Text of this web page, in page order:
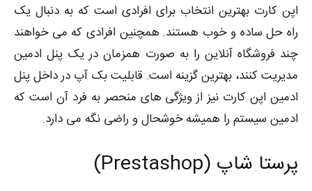
اپن کارت بهترین انتخاب برای افرادی است که به دنبال یک
راه حل ساده و خوب هستند. همچنین افرادی که می خواهند
چند فروشگاه آنلاین را به صورت همزمان در یک پنل ادمین
مدیریت کنند، بهترین گزینه است. قابلیت بک آپ در داخل پنل
ادمین اپن کارت نیز از ویژگی های منحصر به فرد آن است که
ادمین سیستم را همیشه خوشحال و راضی نگه می دارد.
پرستا شاپ (Prestashop
)